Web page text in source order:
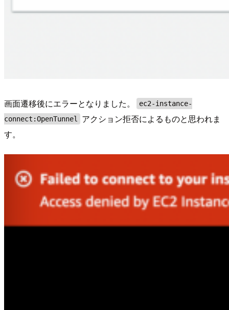
画面遷移後にエラーとなりました。
ec2-instance-
connect:OpenTunnel
アクション拒否によるものと思われま
す。